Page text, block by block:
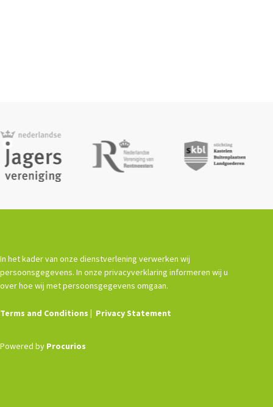
In het kader van onze dienstverlening verwerken wij
persoonsgegevens. In onze privacyverklaring informeren wij u
over hoe wij met persoonsgegevens omgaan.
Terms and Conditions Privacy Statement
Powered by Procurios